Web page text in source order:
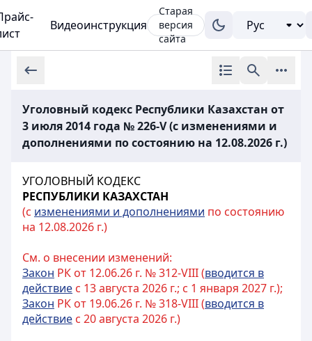
Видеоинструкция
Старая
версия
сайта
Уголовный кодекс Республики Казахстан от
3 июля 2014 года № 226-V (с изменениями и
дополнениями по состоянию на 12.08.2026 г.)
УГОЛОВНЫЙ КОДЕКС
РЕСПУБЛИКИ КАЗАХСТАН
(с изменениями и дополнениями по состоянию
на 12.08.2026 г.)
См. о внесении изменений:
Закон РК от 12.06.26 г. № 312-VIII (вводится в
действие с 13 августа 2026 г.; с 1 января 2027 г.);
Закон РК от 19.06.26 г. № 318-VIII (вводится в
действие с 20 августа 2026 г.)